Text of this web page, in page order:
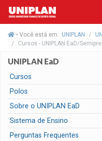
• Você está em: UNIPLAN
Cursos - UNIPLAN EaD/
UNIPLAN EaD
Cursos
Polos
Sobre o UNIPLAN EaD
Sistema de Ensino
Perguntas Frequentes